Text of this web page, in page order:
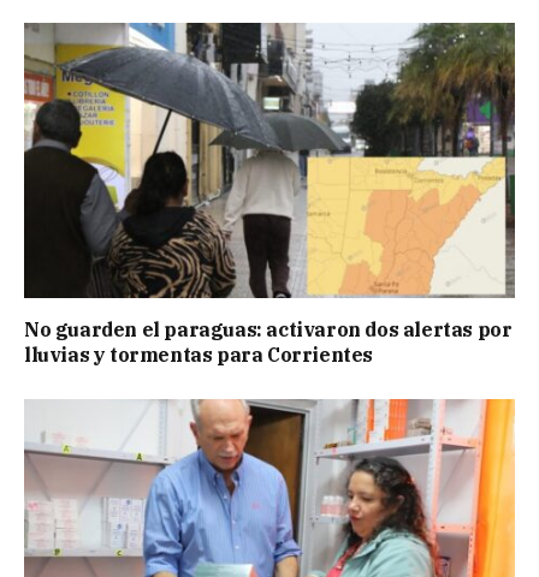
No guarden el paraguas: activaron dos alertas por
lluvias y tormentas para Corrientes